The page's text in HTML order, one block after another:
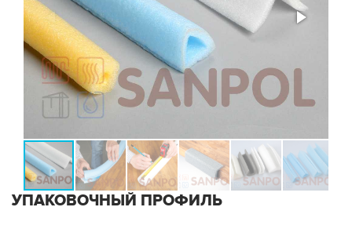
УПАКОВОЧНЫЙ ПРОФИЛЬ